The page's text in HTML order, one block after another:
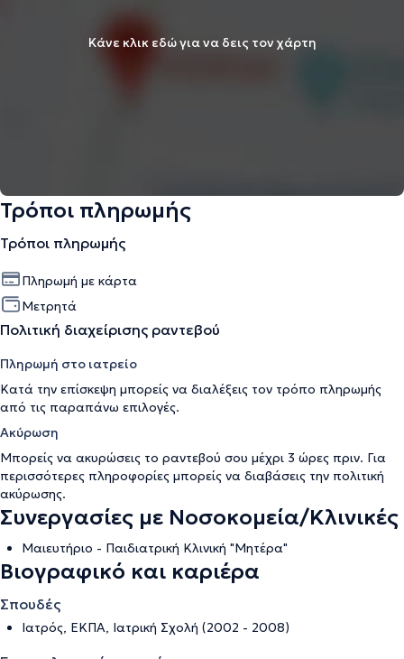
Κάνε κλικ εδώ για να δεις τον χάρτη
Τρόποι πληρωμής
Τρόποι πληρωμής
Πληρωμή με κάρτα
Μετρητά
Πολιτική διαχείρισης ραντεβού
Πληρωμή στο ιατρείο
Κατά την επίσκεψη μπορείς να διαλέξεις τον τρόπο πληρωμής
από τις παραπάνω επιλογές.
Ακύρωση
Μπορείς να ακυρώσεις το ραντεβού σου μέχρι 3 ώρες πριν. Για
περισσότερες πληροφορίες μπορείς να διαβάσεις την πολιτική
ακύρωσης.
Συνεργασίες με Νοσοκομεία/Κλινικές
Μαιευτήριο - Παιδιατρική Κλινική "Μητέρα"
Βιογραφικό και καριέρα
Σπουδές
Ιατρός, ΕΚΠΑ, Ιατρική Σχολή (2002 - 2008)